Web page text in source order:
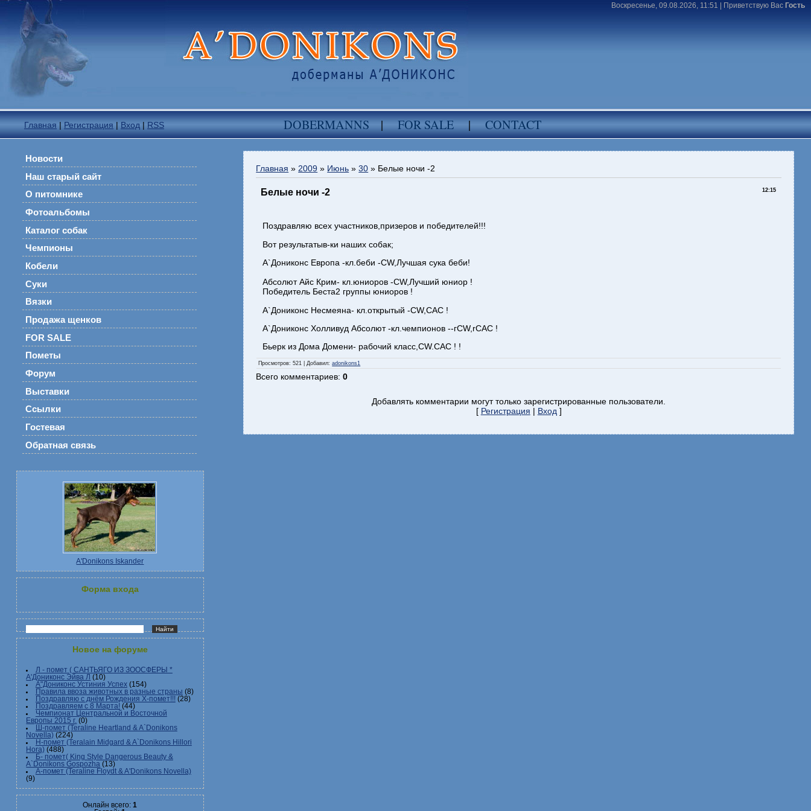
Воскресенье, 09.08.2026, 11:51 | Приветствую Вас Гость
Главная | Регистрация | Вход | RSS DOBERMANNS|FOR SALE|CONTACT
Новости
Наш старый сайт
О питомнике
Фотоальбомы
Каталог собак
Чемпионы
Кобели
Суки
Вязки
Продажа щенков
FOR SALE
Пометы
Форум
Выставки
Ссылки
Гостевая
Обратная связь
A'Donikons Iskander
Форма входа
Новое на форуме
Л - помет ( САНТЬЯГО ИЗ ЗООСФЕРЫ *
А'Дониконс Эйва Л (10)
А"Дониконс Устиния Успех (154)
Правила ввоза животных в разные страны (8)
Поздравляю с днём Рождения Х-помет!!! (28)
Поздравляем с 8 Марта! (44)
Чемпионат Центральной и Восточной
Европы 2015 г. (0)
Ш-помет (Teraline Heartland & A`Donikons
Novella) (224)
Н-помет (Teralain Midgard & A`Donikons Hillori
Hora) (488)
Б- помет( King Style Dangerous Beauty &
A`Donikons Gospozha (13)
А-помет (Teraline Floydt & A'Donikons Novella)
(9)
Онлайн всего:1
Главная » 2009 » Июнь » 30 » Белые ночи -2
12:15
Белые ночи -2
Поздравляю всех участников,призеров и победителей!!!
Вот результатыв-ки наших собак;
А`Дониконс Европа -кл.беби -CW,Лучшая сука беби!
Абсолют Айс Крим- кл.юниоров -CW,Лучший юниор !
Победитель Беста2 группы юниоров !
А`Дониконс Несмеяна- кл.открытый -CW,САС !
А`Дониконс Холливуд Абсолют -кл.чемпионов --гCW,rСАС !
Бьерк из Дома Домени- рабочий класс,CW.САС ! !
Просмотров: 521 |Добавил:adonikons1
Всего комментариев:0
Добавлять комментарии могут только зарегистрированные пользователи.
[ Регистрация | Вход]